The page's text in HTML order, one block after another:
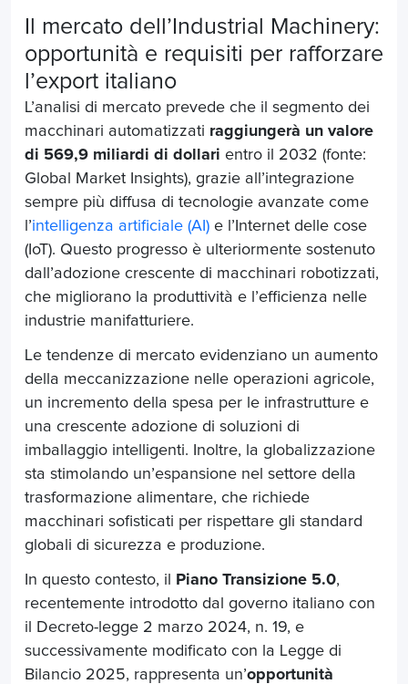
Il mercato dell’ Industrial Machinery:
opportunità e requisiti per rafforzare
l’export italiano
L’analisi di mercato prevede che il segmento dei
macchinari automatizzati raggiungerà un valore
di 569,9 miliardi di dollari entro il 2032 (fonte:
Global Market Insights), grazie all’integrazione
sempre più diffusa di tecnologie avanzate come
l’intelligenza artificiale (AI) e l’Internet delle cose
(IoT). Questo progresso è ulteriormente sostenuto
dall’adozione crescente di macchinari robotizzati,
che migliorano la produttività e l’efficienza nelle
industrie manifatturiere.
Le tendenze di mercato evidenziano un aumento
della meccanizzazione nelle operazioni agricole,
un incremento della spesa per le infrastrutture e
una crescente adozione di soluzioni di
imballaggio intelligenti. Inoltre, la globalizzazione
sta stimolando un’espansione nel settore della
trasformazione alimentare, che richiede
macchinari sofisticati per rispettare gli standard
globali di sicurezza e produzione.
In questo contesto, il Piano Transizione 5.0,
recentemente introdotto dal governo italiano con
il Decreto-legge 2 marzo 2024, n. 19, e
successivamente modificato con la Legge di
Bilancio 2025, rappresenta un’opportunità